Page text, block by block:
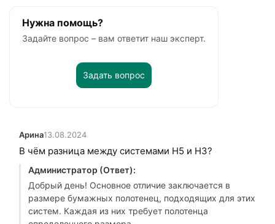
Нужна помощь?
Задайте вопрос – вам ответит наш эксперт.
Задать вопрос
Арина13.08.2024
В чём разница между системами H5 и H3?
Администратор (Ответ):
Добрый день! Основное отличие заключается в
размере бумажных полотенец, подходящих для этих
систем. Каждая из них требует полотенца